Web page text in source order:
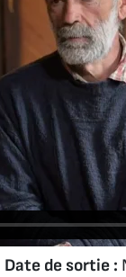
Date de sortie :